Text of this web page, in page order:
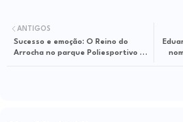
ANTIGOS
Sucesso e emoção: O Reino do
Arrocha no parque Poliesportivo da